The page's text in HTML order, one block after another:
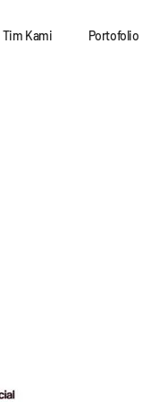
Tim Kami Portofolio